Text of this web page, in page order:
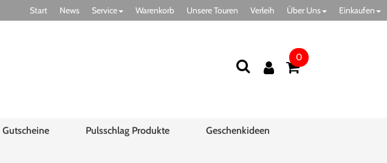
Start News Service Warenkorb Unsere Touren Verleih Über Uns Einkaufen
0
Gutscheine Pulsschlag Produkte Geschenkideen